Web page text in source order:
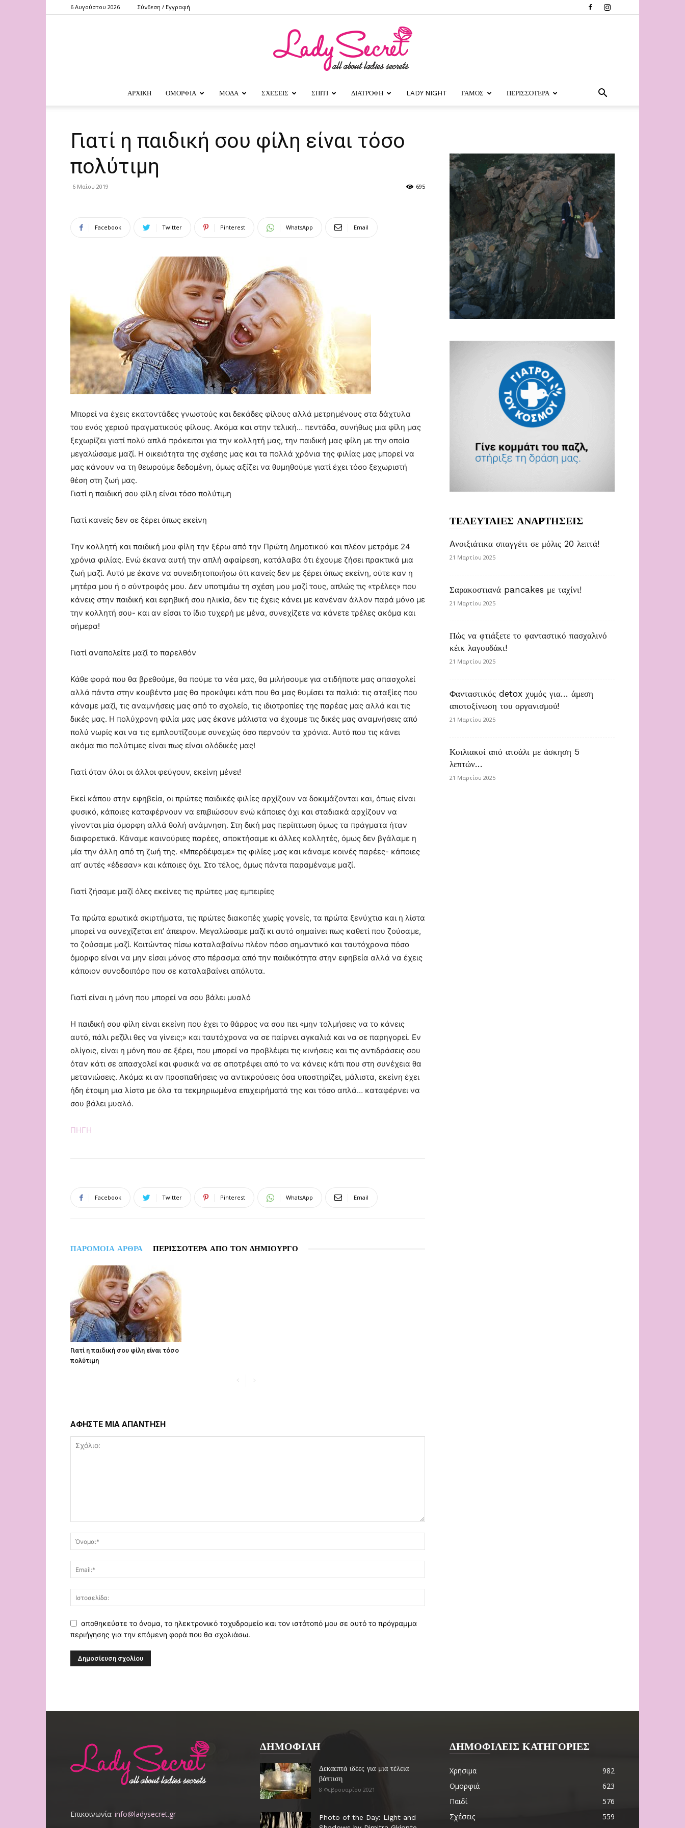
6 Αυγούστου 2026 Σύνδεση / Εγγραφή
ΑΡΧΙΚΗ ΟΜΟΡΦΙΑ ΜΟΔΑ ΣΧΕΣΕΙΣ ΣΠΙΤΙ ΔΙΑΤΡΟΦΗ LADY NIGHT ΓΑΜΟΣ ΠΕΡΙΣΣΟΤΕΡΑ
Γιατί η παιδική σου φίλη είναι τόσο
πολύτιμη
6 Μαΐου 2019 695
Facebook Twitter Pinterest WhatsApp Email
Μπορεί να έχεις εκατοντάδες γνωστούς και δεκάδες φίλους αλλά μετρημένους στα δάχτυλα
του ενός χεριού πραγματικούς φίλους. Ακόμα και στην τελική… πεντάδα, συνήθως μια φίλη μας
ξεχωρίζει γιατί πολύ απλά πρόκειται για την κολλητή μας, την παιδική μας φίλη με την οποία
μεγαλώσαμε μαζί. Η οικειότητα της σχέσης μας και τα πολλά χρόνια της φιλίας μας μπορεί να
μας κάνουν να τη θεωρούμε δεδομένη, όμως αξίζει να θυμηθούμε γιατί έχει τόσο ξεχωριστή
θέση στη ζωή μας.
Γιατί η παιδική σου φίλη είναι τόσο πολύτιμη
Γιατί κανείς δεν σε ξέρει όπως εκείνη
Την κολλητή και παιδική μου φίλη την ξέρω από την Πρώτη Δημοτικού και πλέον μετράμε 24
χρόνια φιλίας. Ενώ έκανα αυτή την απλή αφαίρεση, κατάλαβα ότι έχουμε ζήσει πρακτικά μια
ζωή μαζί. Αυτό με έκανε να συνειδητοποιήσω ότι κανείς δεν με ξέρει όπως εκείνη, ούτε καν η
μητέρα μου ή ο σύντροφός μου. Δεν υποτιμάω τη σχέση μου μαζί τους, απλώς τις «τρέλες» που
κάνεις στην παιδική και εφηβική σου ηλικία, δεν τις έχεις κάνει με κανέναν άλλον παρά μόνο με
την κολλητή σου- και αν είσαι το ίδιο τυχερή με μένα, συνεχίζετε να κάνετε τρέλες ακόμα και
σήμερα!
Γιατί αναπολείτε μαζί το παρελθόν
Κάθε φορά που θα βρεθούμε, θα πούμε τα νέα μας, θα μιλήσουμε για οτιδήποτε μας απασχολεί
αλλά πάντα στην κουβέντα μας θα προκύψει κάτι που θα μας θυμίσει τα παλιά: τις αταξίες που
κάναμε μαζί, τις αναμνήσεις μας από το σχολείο, τις ιδιοτροπίες της παρέας μας αλλά και τις
δικές μας. Η πολύχρονη φιλία μας μας έκανε μάλιστα να έχουμε τις δικές μας αναμνήσεις από
πολύ νωρίς και να τις εμπλουτίζουμε συνεχώς όσο περνούν τα χρόνια. Αυτό που τις κάνει
ακόμα πιο πολύτιμες είναι πως είναι ολόδικές μας!
Γιατί όταν όλοι οι άλλοι φεύγουν, εκείνη μένει!
Εκεί κάπου στην εφηβεία, οι πρώτες παιδικές φιλίες αρχίζουν να δοκιμάζονται και, όπως είναι
φυσικό, κάποιες καταφέρνουν να επιβιώσουν ενώ κάποιες όχι και σταδιακά αρχίζουν να
γίνονται μία όμορφη αλλά θολή ανάμνηση. Στη δική μας περίπτωση όμως τα πράγματα ήταν
διαφορετικά. Κάναμε καινούριες παρέες, αποκτήσαμε κι άλλες κολλητές, όμως δεν βγάλαμε η
μία την άλλη από τη ζωή της. «Μπερδέψαμε» τις φιλίες μας και κάναμε κοινές παρέες- κάποιες
απ’ αυτές «έδεσαν» και κάποιες όχι. Στο τέλος, όμως πάντα παραμέναμε μαζί.
Γιατί ζήσαμε μαζί όλες εκείνες τις πρώτες μας εμπειρίες
Τα πρώτα ερωτικά σκιρτήματα, τις πρώτες διακοπές χωρίς γονείς, τα πρώτα ξενύχτια και η λίστα
μπορεί να συνεχίζεται επ’ άπειρον. Μεγαλώσαμε μαζί κι αυτό σημαίνει πως καθετί που ζούσαμε,
το ζούσαμε μαζί. Κοιτώντας πίσω καταλαβαίνω πλέον πόσο σημαντικό και ταυτόχρονα πόσο
όμορφο είναι να μην είσαι μόνος στο πέρασμα από την παιδικότητα στην εφηβεία αλλά να έχεις
κάποιον συνοδοιπόρο που σε καταλαβαίνει απόλυτα.
Γιατί είναι η μόνη που μπορεί να σου βάλει μυαλό
Η παιδική σου φίλη είναι εκείνη που έχει το θάρρος να σου πει «μην τολμήσεις να το κάνεις
αυτό, πάλι ρεζίλι θες να γίνεις;» και ταυτόχρονα να σε παίρνει αγκαλιά και να σε παρηγορεί. Εν
ολίγοις, είναι η μόνη που σε ξέρει, που μπορεί να προβλέψει τις κινήσεις και τις αντιδράσεις σου
όταν κάτι σε απασχολεί και φυσικά να σε αποτρέψει από το να κάνεις κάτι που στη συνέχεια θα
μετανιώσεις. Ακόμα κι αν προσπαθήσεις να αντικρούσεις όσα υποστηρίζει, μάλιστα, εκείνη έχει
ήδη έτοιμη μια λίστα με όλα τα τεκμηριωμένα επιχειρήματά της και τόσο απλά… καταφέρνει να
σου βάλει μυαλό.
ΠΗΓΗ
Facebook Twitter Pinterest WhatsApp Email
ΠΑΡΟΜΟΙΑ ΑΡΘΡΑ ΠΕΡΙΣΣΟΤΕΡΑ ΑΠΟ ΤΟΝ ΔΗΜΙΟΥΡΓΟ
Γιατί η παιδική σου φίλη είναι τόσο
πολύτιμη
ΑΦΗΣΤΕ ΜΙΑ ΑΠΑΝΤΗΣΗ
αποθηκεύστε το όνομα, το ηλεκτρονικό ταχυδρομείο και τον ιστότοπό μου σε αυτό το πρόγραμμα
περιήγησης για την επόμενη φορά που θα σχολιάσω.
ΤΕΛΕΥΤΑΙΕΣ ΑΝΑΡΤΗΣΕΙΣ
Aνοιξιάτικα σπαγγέτι σε μόλις 20 λεπτά!
21 Μαρτίου 2025
Σαρακοστιανά pancakes με ταχίνι!
21 Μαρτίου 2025
Πώς να φτιάξετε το φανταστικό πασχαλινό
κέικ λαγουδάκι!
21 Μαρτίου 2025
Φανταστικός detox χυμός για… άμεση
αποτοξίνωση του οργανισμού!
21 Μαρτίου 2025
Κοιλιακοί από ατσάλι με άσκηση 5
λεπτών…
21 Μαρτίου 2025
Επικοινωνία: info@ladysecret.gr
ΔΗΜΟΦΙΛΗ
Δεκαεπτά ιδέες για μια τέλεια
βάπτιση
8 Φεβρουαρίου 2021
Photo of the Day: Light and
ΔΗΜΟΦΙΛΕΙΣ ΚΑΤΗΓΟΡΙΕΣ
Χρήσιμα
982
Ομορφιά
623
Παιδί
576
Σχέσεις
559